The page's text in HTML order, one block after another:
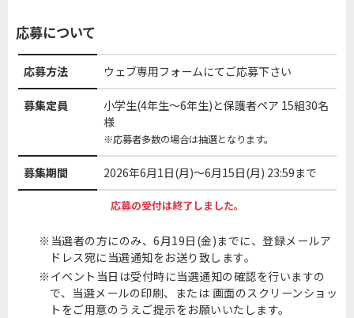
応募について
応募方法 ウェブ専用フォームにてご応募下さい
募集定員
小学生(4年生～6年生)と保護者ペア 15組30名
様
※応募者多数の場合は抽選となります。
募集期間 2026年6月1日(月)～6月15日(月) 23:59まで
応募の受付は終了しました。
当選者の方にのみ、6月19日(金)までに、登録メールア
ドレス宛に当選通知をお送り致します。
イベント当日は受付時に当選通知の確認を行いますの
で、当選メールの印刷、または 画面のスクリーンショッ
トをご用意のうえご提示をお願いいたします。